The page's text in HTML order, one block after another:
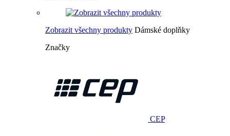
Zobrazit všechny produkty Dámské doplňky
Značky
CEP